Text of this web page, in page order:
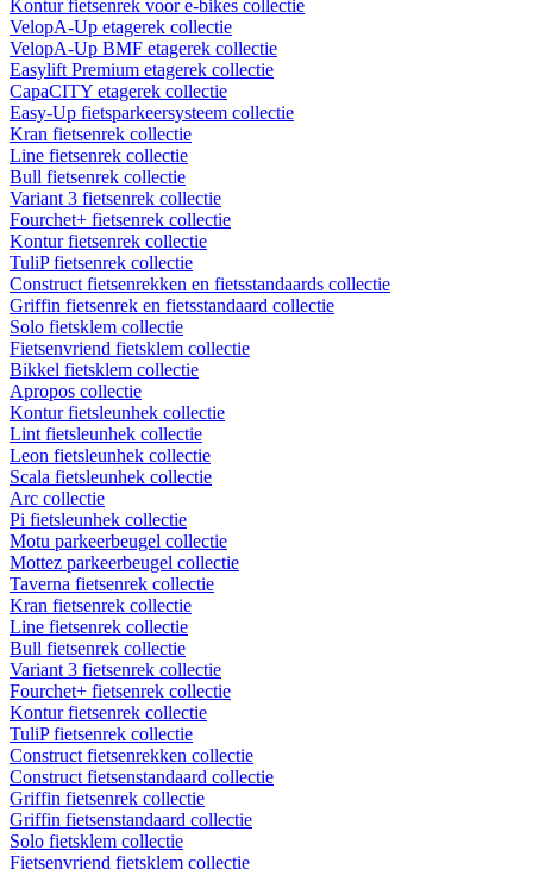
Kontur fietsenrek voor e-bikes collectie
VelopA-Up etagerek collectie
VelopA-Up BMF etagerek collectie
Easylift Premium etagerek collectie
CapaCITY etagerek collectie
Easy-Up fietsparkeersysteem collectie
Kran fietsenrek collectie
Line fietsenrek collectie
Bull fietsenrek collectie
Variant 3 fietsenrek collectie
Fourchet+ fietsenrek collectie
Kontur fietsenrek collectie
TuliP fietsenrek collectie
Construct fietsenrekken en fietsstandaards collectie
Griffin fietsenrek en fietsstandaard collectie
Solo fietsklem collectie
Fietsenvriend fietsklem collectie
Bikkel fietsklem collectie
Apropos collectie
Kontur fietsleunhek collectie
Lint fietsleunhek collectie
Leon fietsleunhek collectie
Scala fietsleunhek collectie
Arc collectie
Pi fietsleunhek collectie
Motu parkeerbeugel collectie
Mottez parkeerbeugel collectie
Taverna fietsenrek collectie
Kran fietsenrek collectie
Line fietsenrek collectie
Bull fietsenrek collectie
Variant 3 fietsenrek collectie
Fourchet+ fietsenrek collectie
Kontur fietsenrek collectie
TuliP fietsenrek collectie
Construct fietsenrekken collectie
Construct fietsenstandaard collectie
Griffin fietsenrek collectie
Griffin fietsenstandaard collectie
Solo fietsklem collectie
Fietsenvriend fietsklem collectie